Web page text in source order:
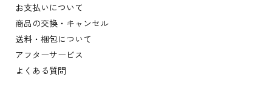
お支払いについて
商品の交換・キャンセル
送料・梱包について
アフターサービス
よくある質問